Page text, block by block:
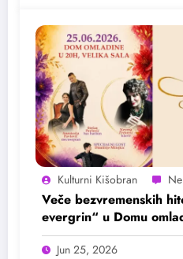
Kulturni Kišobran
Veče bezvremenskih
evergrin“ u Domu
25. juna
Jun 25, 2026